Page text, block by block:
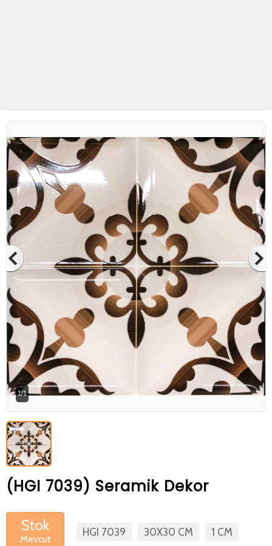
1/1
(HGI 7039) Seramik Dekor
Stok
Mevcut
HGI 7039 30X30 CM 1 CM
Betaş Cam Mozaik
Betaş Cam Mozik olarak tam zamanlı
meslektaşlar arıyoruz. Özgeçmişlerinizi
gönderdikten sonra tarafımıza bilgi
vermeniz faydalı olacaktır.
Özgeçmişlerinizi yandaki formdan
bizlere ulaştırabilirsiniz. Bizi tercih